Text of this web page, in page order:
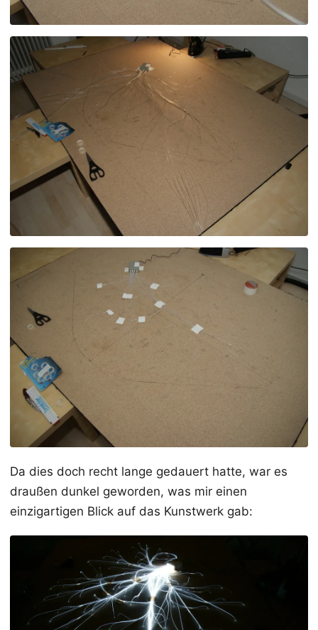
Da dies doch recht lange gedauert hatte, war es
draußen dunkel geworden, was mir einen
einzigartigen Blick auf das Kunstwerk gab: